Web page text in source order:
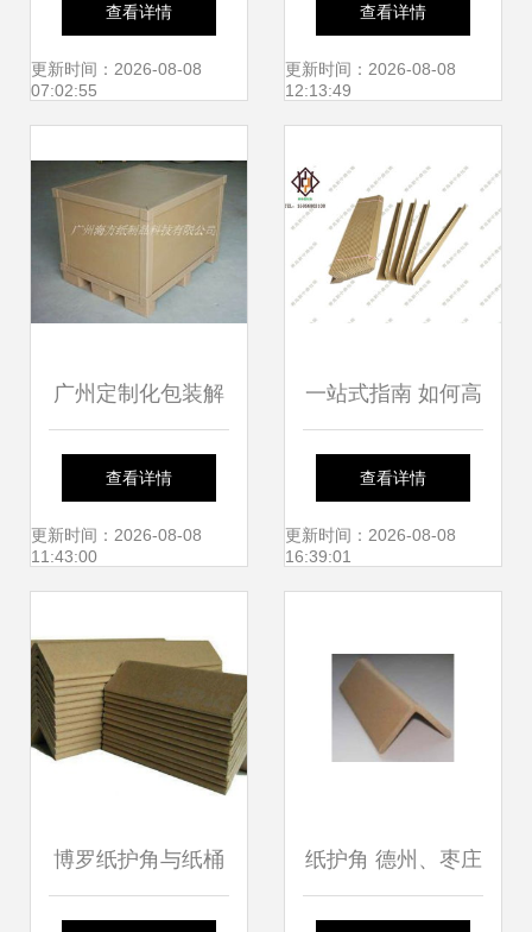
指南
查看详情
更新时间：2026-08-08
07:02:55
行业高效发展
查看详情
更新时间：2026-08-08
12:13:49
广州定制化包装解
决方案 承重型包装
箱、环保包装箱与
查看详情
更新时间：2026-08-08
11:43:00
一站式指南 如何高
效采购与批发高品
质纸护角
查看详情
更新时间：2026-08-08
16:39:01
博罗纸护角与纸桶 纸护角 德州、枣庄